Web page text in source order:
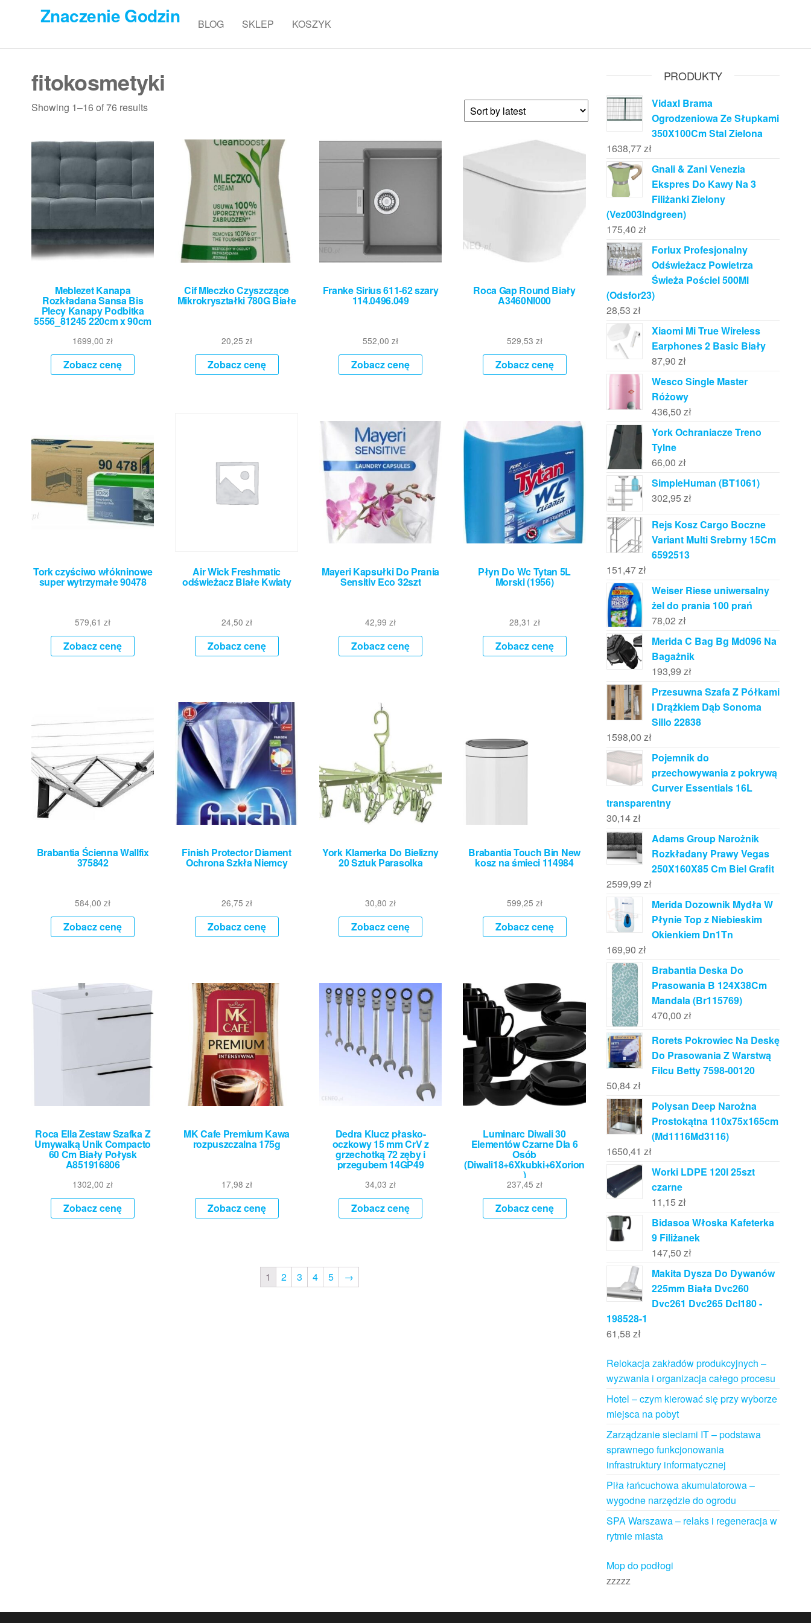
Znaczenie Godzin BLOG SKLEP KOSZYK
fitokosmetyki
Showing 1–16 of 76 results
Meblezet Kanapa
Rozkładana Sansa Bis
Plecy Kanapy Podbitka
5556_81245 220cm x 90cm
1699,00zł
Zobacz cenę
Cif Mleczko Czyszczące
Mikrokryształki 780G Białe
20,25 zł
Zobacz cenę
Franke Sirius 611-62 szary
114.0496.049
552,00zł
Zobacz cenę
Roca Gap Round Biały
A3460Nl000
529,53 zł
Zobacz cenę
Tork czyściwo włókninowe
super wytrzymałe 90478
579,61zł
Zobacz cenę
Air Wick Freshmatic
odświeżacz Białe Kwiaty
24,50 zł
Zobacz cenę
Mayeri Kapsułki Do Prania
Sensitiv Eco 32szt
42,99zł
Zobacz cenę
Płyn Do Wc Tytan 5L
Morski (1956)
28,31 zł
Zobacz cenę
Brabantia Ścienna Wallfix
375842
584,00zł
Zobacz cenę
Finish Protector Diament
Ochrona Szkła Niemcy
26,75 zł
Zobacz cenę
York Klamerka Do Bielizny
20 Sztuk Parasolka
30,80zł
Zobacz cenę
Brabantia Touch Bin New
kosz na śmieci 114984
599,25 zł
Zobacz cenę
Roca Ella Zestaw Szafka Z
Umywalką Unik Compacto
60 Cm Biały Połysk
A851916806
1302,00zł
Zobacz cenę
MK Cafe Premium Kawa
rozpuszczalna 175g
17,98 zł
Zobacz cenę
Dedra Klucz płasko-
oczkowy 15 mm CrV z
grzechotką 72 zęby i
przegubem 14GP49
34,03zł
Zobacz cenę
Luminarc Diwali 30
Elementów Czarne Dla 6
Osób
(Diwali18+6Xkubki+6Xorion
)
237,45 zł
Zobacz cenę
1 2 3 4 5 →
PRODUKTY
Vidaxl Brama
Ogrodzeniowa Ze Słupkami
350X100Cm Stal Zielona
1638,77zł
Gnali & Zani Venezia
Ekspres Do Kawy Na 3
Filiżanki Zielony
(Vez003Indgreen)
175,40 zł
Forlux Profesjonalny
Odświeżacz Powietrza
Świeża Pościel 500Ml
(Odsfor23)
28,53 zł
Xiaomi Mi True Wireless
Earphones 2 Basic Biały
87,90 zł
Wesco Single Master
Różowy
436,50 zł
York Ochraniacze Treno
Tylne
66,00 zł
SimpleHuman (BT1061)
302,95 zł
Rejs Kosz Cargo Boczne
Variant Multi Srebrny 15Cm
6592513
151,47zł
Weiser Riese uniwersalny
żel do prania 100 prań
78,02 zł
Merida C Bag Bg Md096 Na
Bagażnik
193,99 zł
Przesuwna Szafa Z Półkami
I Drążkiem Dąb Sonoma
Sillo 22838
1598,00 zł
Pojemnik do
przechowywania z pokrywą
Curver Essentials 16L
transparentny
30,14zł
Adams Group Narożnik
Rozkładany Prawy Vegas
250X160X85 Cm Biel Grafit
2599,99 zł
Merida Dozownik Mydła W
Płynie Top z Niebieskim
Okienkiem Dn1Tn
169,90 zł
Brabantia Deska Do
Prasowania B 124X38Cm
Mandala (Br115769)
470,00 zł
Rorets Pokrowiec Na Deskę
Do Prasowania Z Warstwą
Filcu Betty 7598-00120
50,84zł
Polysan Deep Narożna
Prostokątna 110x75x165cm
(Md1116Md3116)
1650,41 zł
Worki LDPE 120l 25szt
czarne
11,15 zł
Bidasoa Włoska Kafeterka
9 Filiżanek
147,50 zł
Makita Dysza Do Dywanów
225mm Biała Dvc260
Dvc261 Dvc265 Dcl180 -
198528-1
61,58 zł
Relokacja zakładów produkcyjnych –
wyzwania i organizacja całego procesu
Hotel – czym kierować się przy wyborze
miejsca na pobyt
Zarządzanie sieciami IT – podstawa
sprawnego funkcjonowania
infrastruktury informatycznej
Piła łańcuchowa akumulatorowa –
wygodne narzędzie do ogrodu
SPA Warszawa – relaks i regeneracja w
rytmie miasta
Mop do podłogi
zzzzz